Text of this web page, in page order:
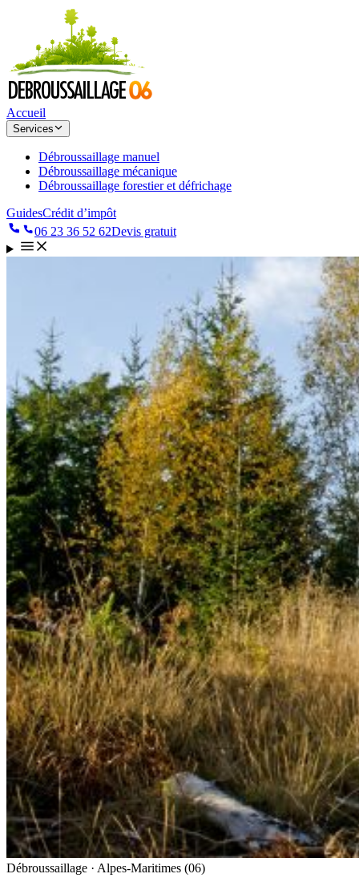
Accueil
Services
Débroussaillage manuel
Débroussaillage mécanique
Débroussaillage forestier et défrichage
GuidesCrédit d’impôt
06 23 36 52 62Devis gratuit
Débroussaillage · Alpes-Maritimes (06)